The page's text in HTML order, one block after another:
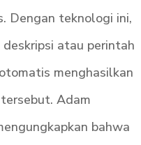
Dengan teknologi ini,
atau perintah
menghasilkan
Adam
bahwa